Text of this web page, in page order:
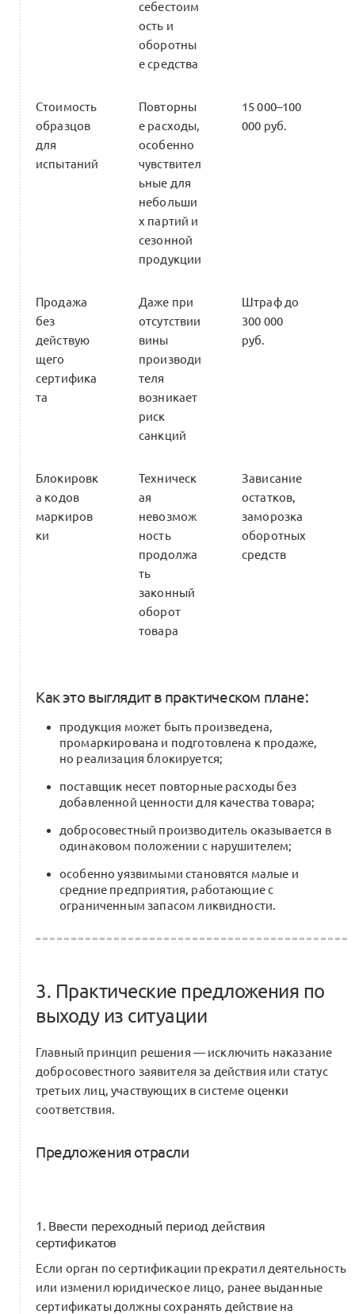
себестоим
ость и
оборотны
е средства
Стоимость
образцов
для
испытаний
Повторны
е расходы,
особенно
чувствител
ьные для
небольши
х партий и
сезонной
продукции
15 000–100
000 руб.
Продажа
без
действую
щего
сертифика
та
Даже при
отсутствии
вины
производи
теля
возникает
риск
санкций
Штраф до
300 000
руб.
Блокировк
а кодов
маркиров
ки
Техническ
ая
невозмож
ность
продолжа
ть
законный
оборот
товара
Зависание
остатков,
заморозка
оборотных
средств
Как это выглядит в практическом плане:
продукция может быть произведена,
промаркирована и подготовлена к продаже,
но реализация блокируется;
поставщик несет повторные расходы без
добавленной ценности для качества товара;
добросовестный производитель оказывается в
одинаковом положении с нарушителем;
особенно уязвимыми становятся малые и
средние предприятия, работающие с
ограниченным запасом ликвидности.
3. Практические предложения по
выходу из ситуации
Главный принцип решения — исключить наказание
добросовестного заявителя за действия или статус
третьих лиц, участвующих в системе оценки
соответствия.
Предложения отрасли
1. Ввести переходный период действия
сертификатов
Если орган по сертификации прекратил деятельность
или изменил юридическое лицо, ранее выданные
сертификаты должны сохранять действие на